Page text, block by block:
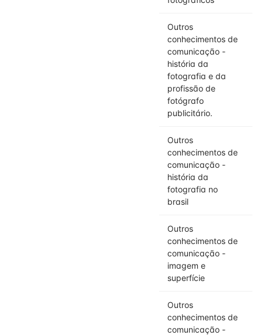
Outros
conhecimentos de
comunicação -
história da
fotografia e da
profissão de
fotógrafo
publicitário.
Outros
conhecimentos de
comunicação -
história da
fotografia no
brasil
Outros
conhecimentos de
comunicação -
imagem e
superfície
Outros
conhecimentos de
comunicação -